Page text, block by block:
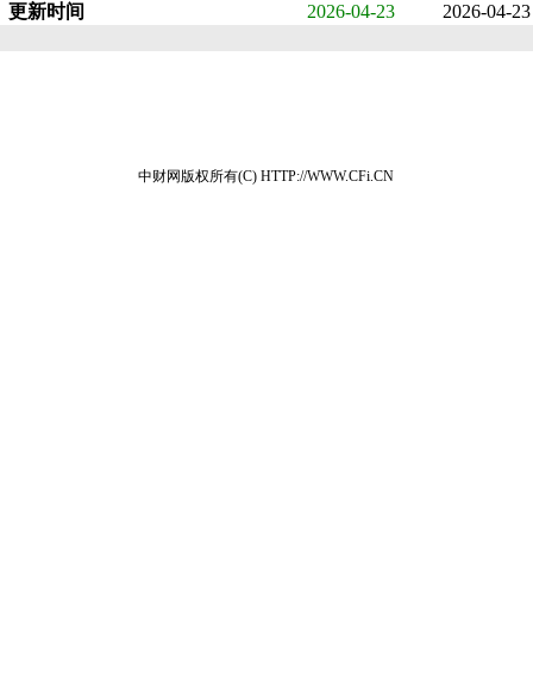
更新时间
2026-04-23 2026-04-23
中财网版权所有(C) HTTP://WWW.CFi.CN